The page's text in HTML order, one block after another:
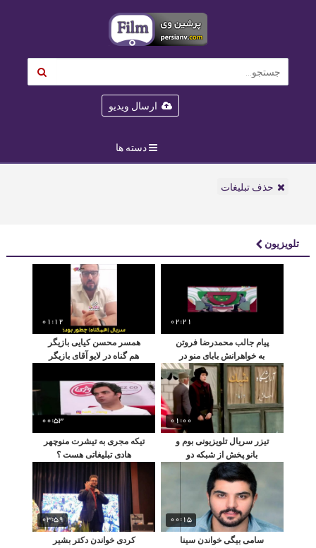
ارسال ویدیو
دسته ها
حذف تبلیغات
تلویزیون
02:21
پیام جالب محمدرضا فروتن
به خواهرانش بابای منو در
آوردین
01:12
همسر محسن کیایی بازیگر
هم گناه در لایو آقای بازیگر
01:00
تیزر سريال تلویزیونی بوم و
بانو پخش از شبكه دو
00:53
تیکه مجری به تیشرت منوچهر
هادی تبلیغاتی هست ؟
00:15
سامی بیگی خواندن سینا
03:59
کردی خواندن دکتر بشیر